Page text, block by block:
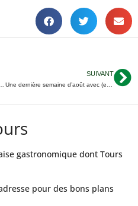
SUIVANT
gastronomique dont Tours
pour des bons plans